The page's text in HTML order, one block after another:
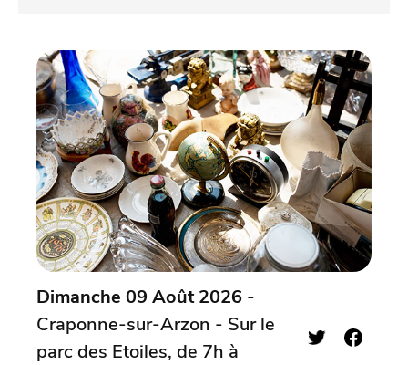
Dimanche 09 Août 2026 -
Craponne-sur-Arzon - Sur le
parc des Etoiles, de 7h à